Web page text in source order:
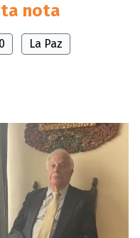
nota
La Paz